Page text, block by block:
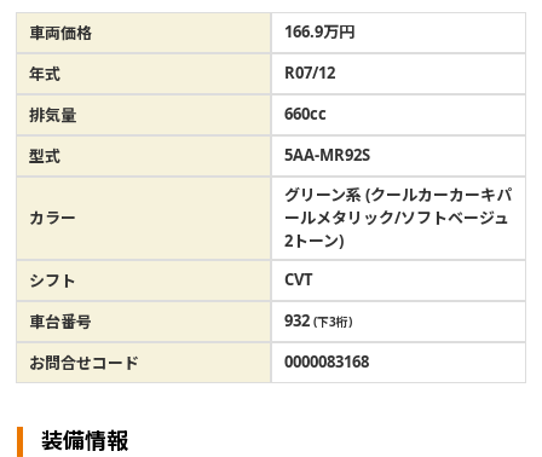
車両価格
166.9万円
年式
R07/12
排気量
660cc
型式
5AA-MR92S
カラー
グリーン系 (クールカーカーキパ
ールメタリック/ソフトベージュ
2トーン)
シフト
CVT
車台番号
932 (下3桁)
お問合せコード 0000083168
装備情報